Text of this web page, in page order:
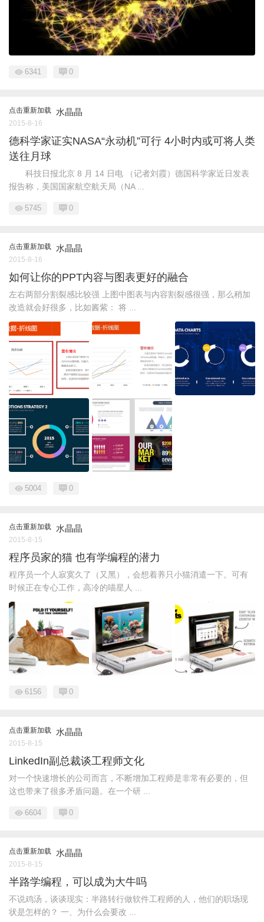
6341 0
点击重新加载 水晶晶
2015-8-16
德科学家证实NASA“永动机”可行 4小时内或可将人类
送往月球
科技日报北京 8 月 14 日电 （记者刘霞）德国科学家近日发表
报告称，美国国家航空航天局（NA ...
5745 0
点击重新加载 水晶晶
2015-8-16
如何让你的PPT内容与图表更好的融合
左右两部分割裂感比较强 上图中图表与内容割裂感很强，那么稍加
改造就会好很多，比如酱紫： 将 ...
5004 0
点击重新加载 水晶晶
2015-8-15
程序员家的猫 也有学编程的潜力
程序员一个人寂寞久了（又黑），会想着养只小猫消遣一下。可有
时候正在专心工作，高冷的喵星人 ...
6156 0
点击重新加载 水晶晶
2015-8-15
LinkedIn副总裁谈工程师文化
对一个快速增长的公司而言，不断增加工程师是非常有必要的，但
这也带来了很多矛盾问题。在一个研 ...
6604 0
点击重新加载 水晶晶
2015-8-15
半路学编程，可以成为大牛吗
不说鸡汤，谈谈现实：半路转行做软件工程师的人，他们的职场现
状是怎样的？ 一、为什么会要改 ...